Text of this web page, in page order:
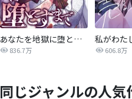
あなたを地獄に堕とすまで
836.7万
私がわた
606.8万
同じジャンルの人気